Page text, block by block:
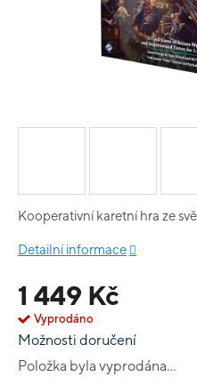
1 449 Kč
Vyprodáno
Možnosti doručení
Položka byla vyprodána…
Kooperativní karetní hra ze
Detailní informace